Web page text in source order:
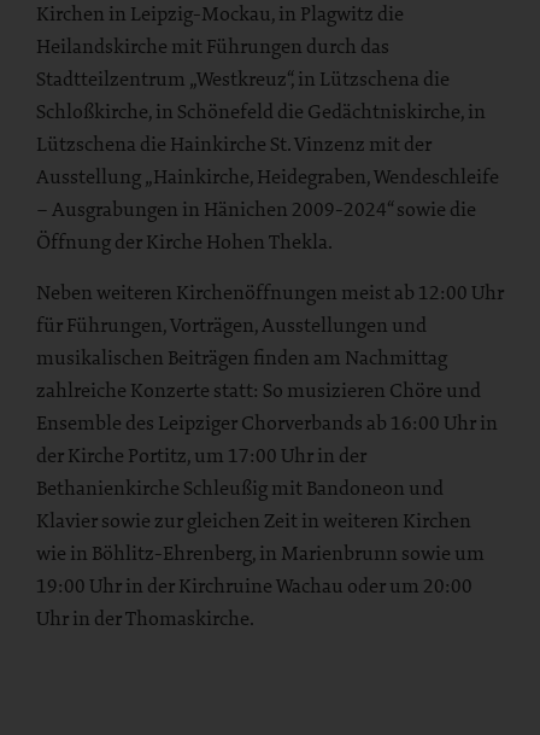
Kirchen in Leipzig-Mockau, in Plagwitz die
Heilandskirche mit Führungen durch das
Stadtteilzentrum „Westkreuz“, in Lützschena die
Schloßkirche, in Schönefeld die Gedächtniskirche, in
Lützschena die Hainkirche St. Vinzenz mit der
Ausstellung „Hainkirche, Heidegraben, Wendeschleife
– Ausgrabungen in Hänichen 2009-2024“ sowie die
Öffnung der Kirche Hohen Thekla.
Neben weiteren Kirchenöffnungen meist ab 12:00 Uhr
für Führungen, Vorträgen, Ausstellungen und
musikalischen Beiträgen finden am Nachmittag
zahlreiche Konzerte statt: So musizieren Chöre und
Ensemble des Leipziger Chorverbands ab 16:00 Uhr in
der Kirche Portitz, um 17:00 Uhr in der
Bethanienkirche Schleußig mit Bandoneon und
Klavier sowie zur gleichen Zeit in weiteren Kirchen
wie in Böhlitz-Ehrenberg, in Marienbrunn sowie um
19:00 Uhr in der Kirchruine Wachau oder um 20:00
Uhr in der Thomaskirche.